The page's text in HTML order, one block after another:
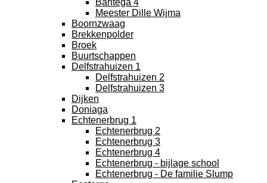
Bantega 4
Meester Dille Wijma
Boornzwaag
Brekkenpolder
Broek
Buurtschappen
Delfstrahuizen 1
Delfstrahuizen 2
Delfstrahuizen 3
Dijken
Doniaga
Echtenerbrug 1
Echtenerbrug 2
Echtenerbrug 3
Echtenerbrug 4
Echtenerbrug - bijlage school
Echtenerbrug - De familie Slump